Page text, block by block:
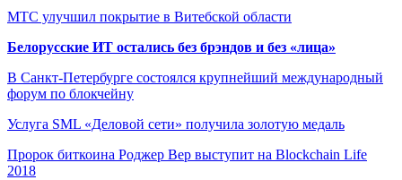
МТС улучшил покрытие в Витебской области
Белорусские ИТ остались без брэндов и без «лица»
В Санкт-Петербурге состоялся крупнейший международный
форум по блокчейну
Услуга SML «Деловой сети» получила золотую медаль
Пророк биткоина Роджер Вер выступит на Blockchain Life
2018